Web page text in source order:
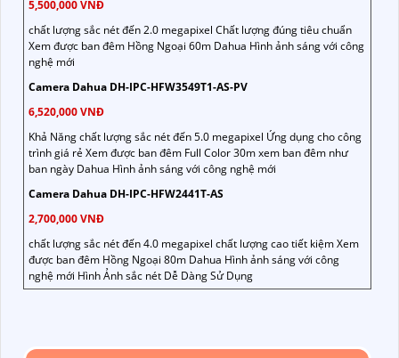
5,500,000 VNĐ
chất lượng sắc nét đến 2.0 megapixel Chất lượng đúng tiêu chuẩn
Xem được ban đêm Hồng Ngoại 60m Dahua Hình ảnh sáng với công
nghệ mới
Camera Dahua DH-IPC-HFW3549T1-AS-PV
6,520,000 VNĐ
Khả Năng chất lượng sắc nét đến 5.0 megapixel Ứng dụng cho công
trình giá rẻ Xem được ban đêm Full Color 30m xem ban đêm như
ban ngày Dahua Hình ảnh sáng với công nghệ mới
Camera Dahua DH-IPC-HFW2441T-AS
2,700,000 VNĐ
chất lượng sắc nét đến 4.0 megapixel chất lượng cao tiết kiệm Xem
được ban đêm Hồng Ngoại 80m Dahua Hình ảnh sáng với công
nghệ mới Hình Ảnh sắc nét Dễ Dàng Sử Dụng